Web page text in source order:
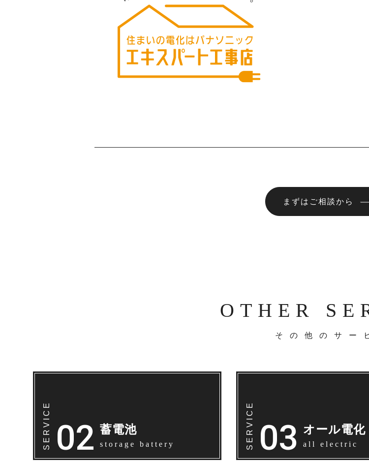
まずはご相談から
OTHER
その他のサー
蓄電池
storage battery
オール電化
all electric